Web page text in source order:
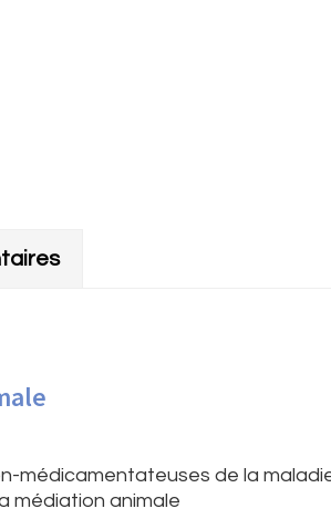
médicamentateuses de la
médiation animale